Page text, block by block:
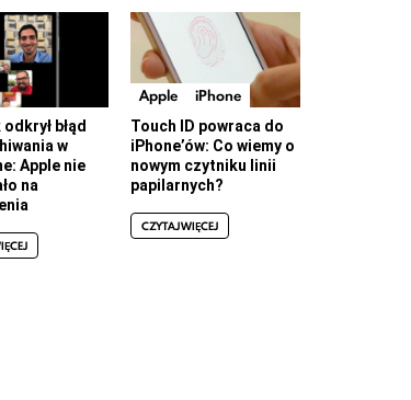
błąd
w
Apple nie
na
Apple iPhone
Touch ID powraca do
iPhone’ów: Co wiemy o
nowym czytniku linii
papilarnych?
CZYTAJ WIĘCEJ